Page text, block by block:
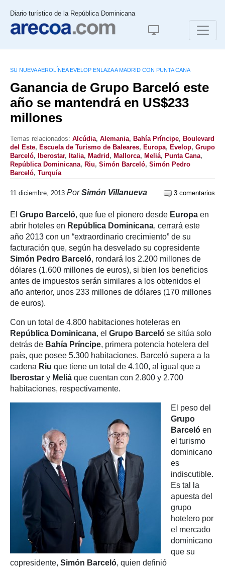
Diario turístico de la República Dominicana
SU NUEVA AEROLÍNEA EVELOP ENLAZA A MADRID CON PUNTA CANA
Ganancia de Grupo Barceló este
año se mantendrá en US$233
millones
Temas relacionados: Alcúdia, Alemania, Bahía Príncipe, Boulevard
del Este, Escuela de Turismo de Baleares, Europa, Evelop, Grupo
Barceló, Iberostar, Italia, Madrid , Mallorca, Meliá, Punta Cana,
República Dominicana, Riu, Simón Barceló, Simón Pedro
Barceló, Turquía
11 diciembre, 2013 PorSimón Villanueva 3 comentarios
El Grupo Barceló, que fue el pionero desde Europa en
abrir hoteles en República Dominicana, cerrará este
año 2013 con un “extraordinario crecimiento” de su
facturación que, según ha desvelado su copresidente
Simón Pedro Barceló, rondará los 2.200 millones de
dólares (1.600 millones de euros), si bien los beneficios
antes de impuestos serán similares a los obtenidos el
año anterior, unos 233 millones de dólares (170 millones
de euros).
Con un total de 4.800 habitaciones hoteleras en
República Dominicana, el Grupo Barceló se sitúa solo
detrás de Bahía Príncipe, primera potencia hotelera del
país, que posee 5.300 habitaciones. Barceló supera a la
cadena Riu que tiene un total de 4.100, al igual que a
Iberostar y Meliá que cuentan con 2.800 y 2.700
habitaciones, respectivamente.
El peso del
Grupo
Barceló en
el turismo
dominicano
es
indiscutible.
Es tal la
apuesta del
grupo
hotelero por
el mercado
dominicano
que su
copresidente, Simón Barceló, quien definió